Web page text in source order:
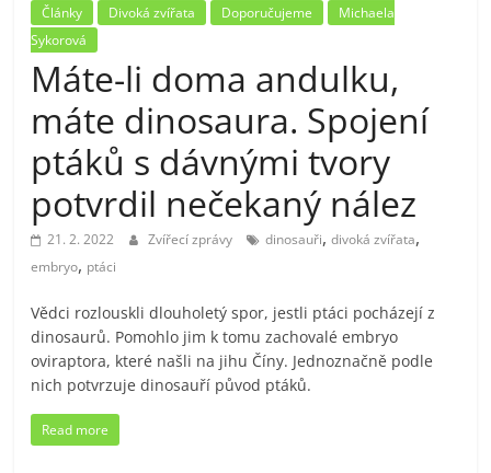
Články Divoká zvířata Doporučujeme
Michaela
Sykorová
Máte-li doma andulku,
máte dinosaura. Spojení
ptáků s dávnými tvory
potvrdil nečekaný nález
21. 2. 2022 Zvířecí zprávy dinosauři,divoká zvířata,
embryo, ptáci
Vědci rozlouskli dlouholetý spor, jestli ptáci pocházejí z
dinosaurů. Pomohlo jim k tomu zachovalé embryo
oviraptora, které našli na jihu Číny. Jednoznačně podle
nich potvrzuje dinosauří původ ptáků.
Read more